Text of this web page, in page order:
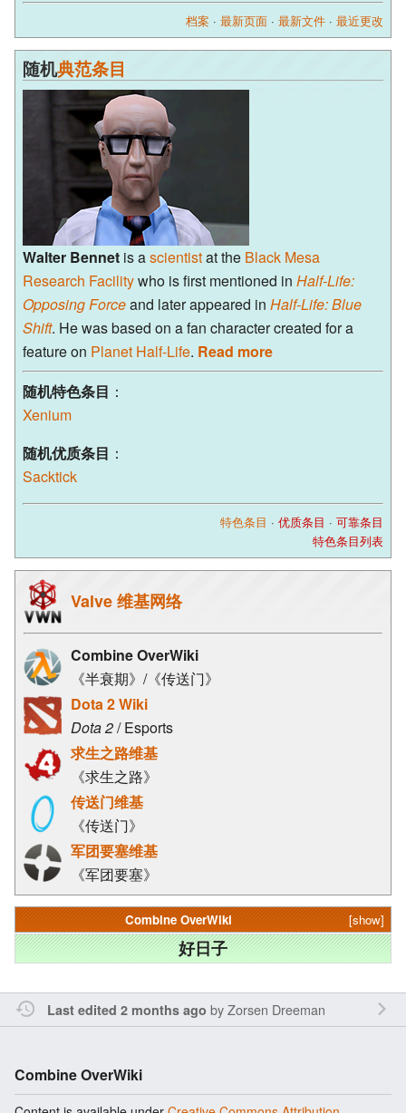
好日子
档案 · 最新页面 · 最新文件 · 最近更改
随机典范条目
Walter Bennet is ascientistat the Black Mesa
Research Facilitywho is first mentioned in Half-Life:
Opposing Forceand later appeared in Half-Life: Blue
Shift. He was based on a fan character created for a
feature on Planet Half-Life. Read more
随机特色条目 ：
Xenium
随机优质条目 ：
Sacktick
特色条目 · 优质条目 · 可靠条目
特色条目列表
Valve 维基网络
Combine OverWiki
《半衰期》/《传送门》
Dota 2 Wiki
Dota 2/ Esports
求生之路维基
《求生之路》
传送门维基
《传送门》
军团要塞维基
《军团要塞》
[show]
Combine OverWiki
Last edited 2 months ago byZorsen Dreeman
Combine OverWiki